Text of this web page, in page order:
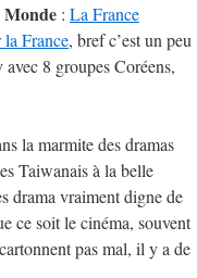
: La France
France, bref c’est un peu
8 groupes Coréens,
la marmite des dramas
Taiwanais à la belle
drama vraiment digne de
ce soit le cinéma, souvent
pas mal, il y a de